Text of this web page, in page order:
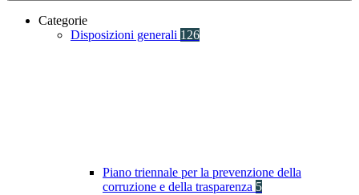
Categorie
Disposizioni generali 126
Piano triennale per la prevenzione della
corruzione e della trasparenza 5